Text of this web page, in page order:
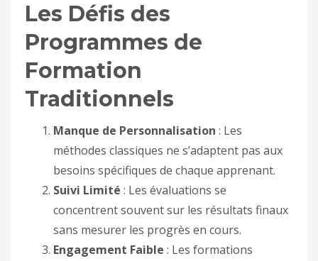
Les Défis des
Programmes de
Formation
Traditionnels
Manque de Personnalisation : Les
méthodes classiques ne s’adaptent pas aux
besoins spécifiques de chaque apprenant.
Suivi Limité : Les évaluations se
concentrent souvent sur les résultats finaux
sans mesurer les progrès en cours.
Engagement Faible : Les formations